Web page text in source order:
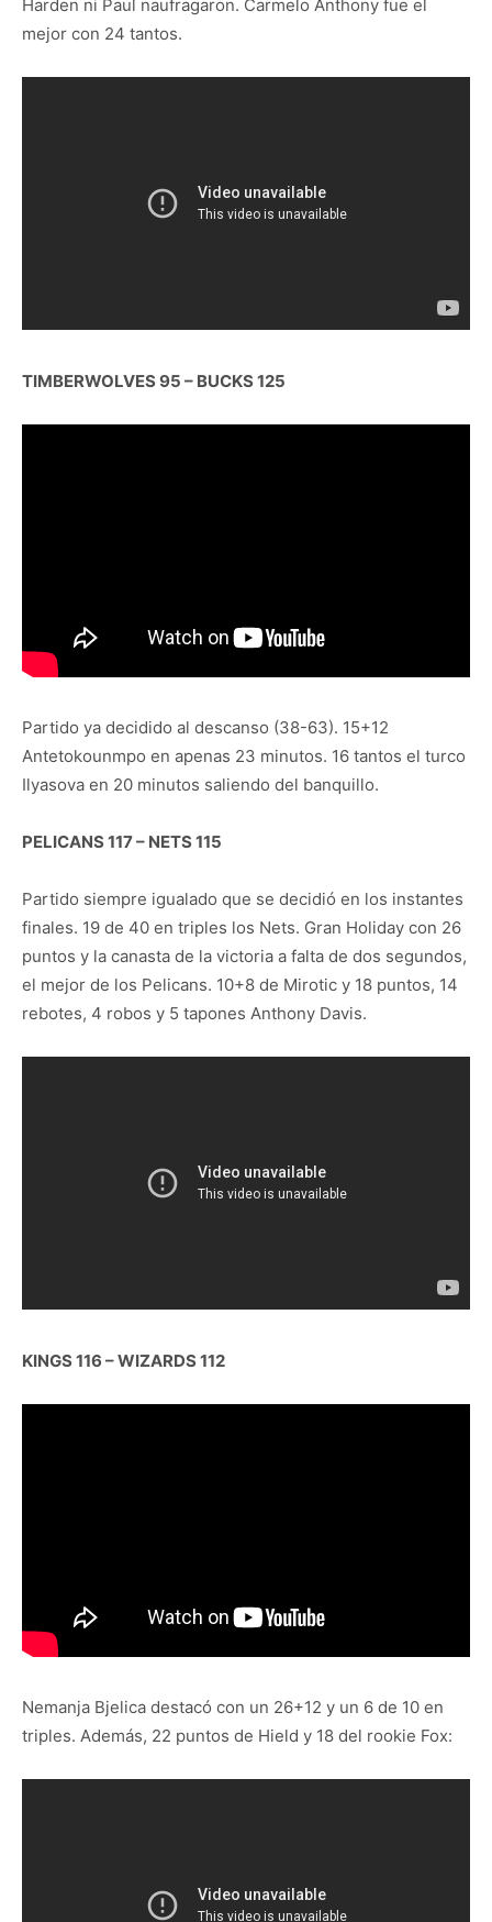
Harden ni Paul naufragaron. Carmelo Anthony fue el
mejor con 24 tantos.
TIMBERWOLVES 95 – BUCKS 125
Partido ya decidido al descanso (38-63). 15+12
Antetokounmpo en apenas 23 minutos. 16 tantos el turco
Ilyasova en 20 minutos saliendo del banquillo.
PELICANS 117 – NETS 115
Partido siempre igualado que se decidió en los instantes
finales. 19 de 40 en triples los Nets. Gran Holiday con 26
puntos y la canasta de la victoria a falta de dos segundos,
el mejor de los Pelicans. 10+8 de Mirotic y 18 puntos, 14
rebotes, 4 robos y 5 tapones Anthony Davis.
KINGS 116 – WIZARDS 112
Nemanja Bjelica destacó con un 26+12 y un 6 de 10 en
triples. Además, 22 puntos de Hield y 18 del rookie Fox: